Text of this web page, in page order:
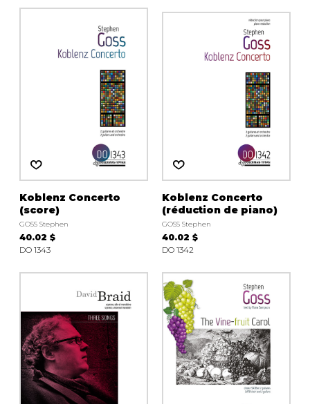
Koblenz Concerto
(score)
GOSS Stephen
40.02 $
DO 1343
Koblenz Concerto
(réduction de piano)
GOSS Stephen
40.02 $
DO 1342